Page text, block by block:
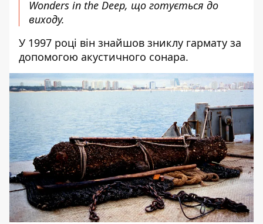
Wonders in the Deep, що готується до
виходу.
У 1997 році він знайшов зниклу гармату за
допомогою акустичного сонара.